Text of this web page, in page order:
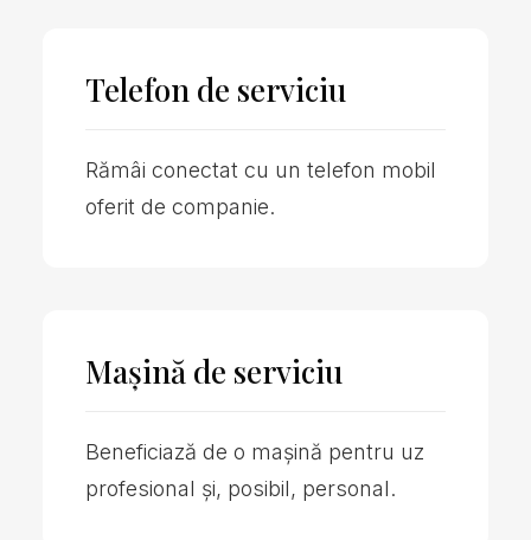
Telefon de serviciu
Rămâi conectat cu un telefon mobil
oferit de companie.
Mașină de serviciu
Beneficiază de o mașină pentru uz
profesional și, posibil, personal.